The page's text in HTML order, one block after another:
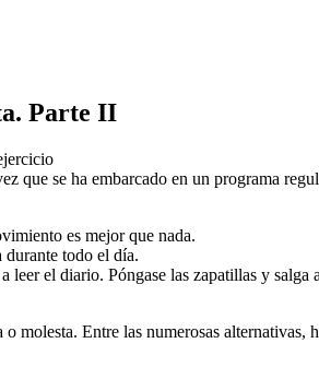
Parte II
que se ha embarcado en un programa
es mejor que nada.
durante todo el día.
el diario. Póngase las zapatillas y salga
molesta. Entre las numerosas